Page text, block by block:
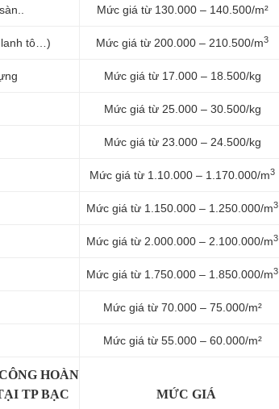
Mức giá từ 130.000 – 140.500/m²
lanh tô…) Mức giá từ 200.000 – 210.500/m3
Mức giá từ 17.000 – 18.500/kg
Mức giá từ 25.000 – 30.500/kg
Mức giá từ 23.000 – 24.500/kg
Mức giá từ 1.10.000 – 1.170.000/m3
Mức giá từ 1.150.000 – 1.250.000/m3
Mức giá từ 2.000.000 – 2.100.000/m3
Mức giá từ 1.750.000 – 1.850.000/m3
Mức giá từ 70.000 – 75.000/m²
Mức giá từ 55.000 – 60.000/m²
HOÀN
TP BẠC
MỨC GIÁ